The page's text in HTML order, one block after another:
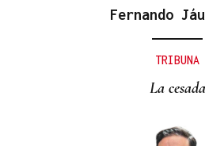
Fernando
TRIBUNA
La cesada